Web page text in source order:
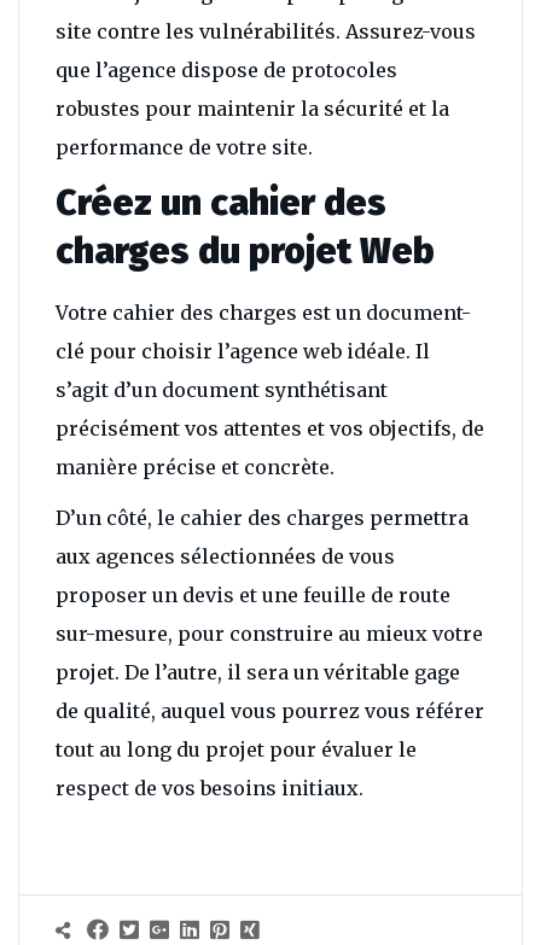
site contre les vulnérabilités. Assurez-vous
que l’agence dispose de protocoles
robustes pour maintenir la sécurité et la
performance de votre site.
Créez un cahier des
charges du projet Web
Votre cahier des charges est un document-
clé pour choisir l’agence web idéale. Il
s’agit d’un document synthétisant
précisément vos attentes et vos objectifs, de
manière précise et concrète.
D’un côté, le cahier des charges permettra
aux agences sélectionnées de vous
proposer un devis et une feuille de route
sur-mesure, pour construire au mieux votre
projet. De l’autre, il sera un véritable gage
de qualité, auquel vous pourrez vous référer
tout au long du projet pour évaluer le
respect de vos besoins initiaux.